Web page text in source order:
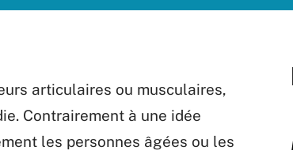
articulaires ou musculaires,
Contrairement à une idée
les personnes âgées ou les